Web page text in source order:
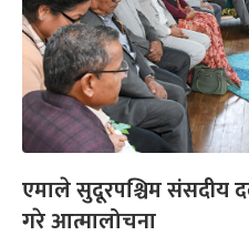
एमाले सुदूरपश्चिम संसदीय
गरे आत्मालोचना